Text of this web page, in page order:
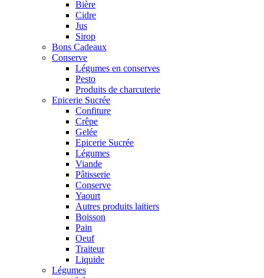
Bière
Cidre
Jus
Sirop
Bons Cadeaux
Conserve
Légumes en conserves
Pesto
Produits de charcuterie
Epicerie Sucrée
Confiture
Crêpe
Gelée
Epicerie Sucrée
Légumes
Viande
Pâtisserie
Conserve
Yaourt
Autres produits laitiers
Boisson
Pain
Oeuf
Traiteur
Liquide
Légumes